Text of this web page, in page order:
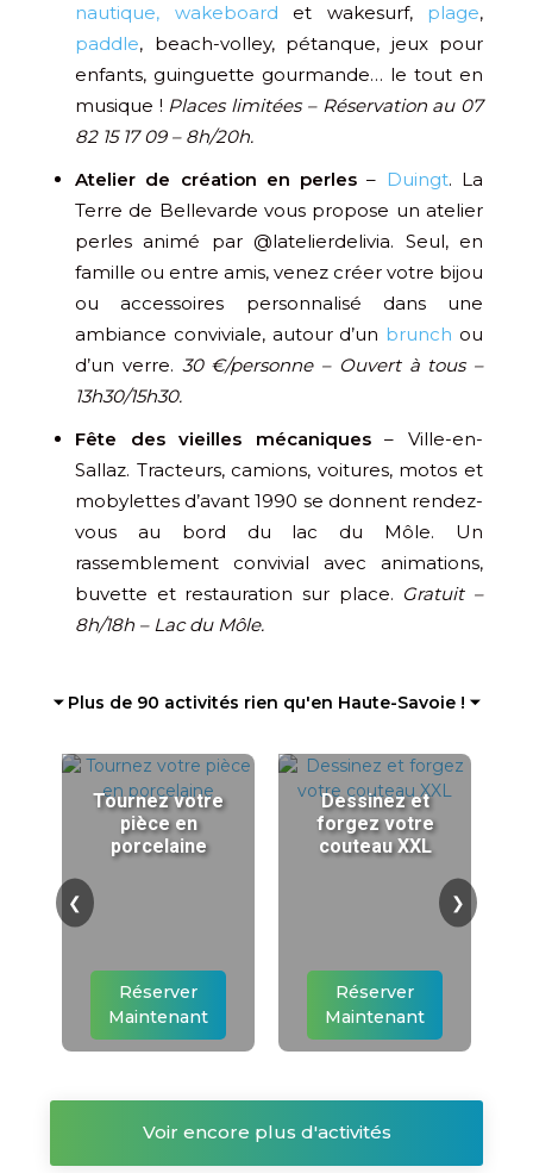
nautique, wakeboard et wakesurf, plage,
paddle, beach-volley, pétanque, jeux pour
enfants, guinguette gourmande… le tout en
musique ! Places limitées – Réservation au 07
82 15 17 09 – 8h/20h.
Atelier de création en perles – Duingt. La
Terre de Bellevarde vous propose un atelier
perles animé par @latelierdelivia. Seul, en
famille ou entre amis, venez créer votre bijou
ou accessoires personnalisé dans une
ambiance conviviale, autour d’un brunch ou
d’un verre. 30 €/personne – Ouvert à tous –
13h30/15h30.
Fête des vieilles mécaniques– Ville-en-
Sallaz. Tracteurs, camions, voitures, motos et
mobylettes d’avant 1990 se donnent rendez-
vous au bord du lac du Môle. Un
rassemblement convivial avec animations,
buvette et restauration sur place. Gratuit –
8h/18h – Lac du Môle.
⏷ Plus de 90 activités rien qu'en Haute-Savoie ! ⏷
Tournez votre
pièce en
porcelaine
Réserver
Maintenant
Dessinez et
forgez votre
couteau XXL
Réserver
Maintenant
❮ ❯
Voir encore plus d'activités